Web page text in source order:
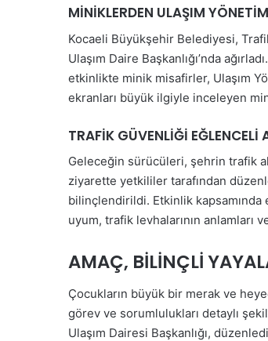
d
k
MİNİKLERDEN ULAŞIM
Kocaeli Büyükşehir Belediyesi,
Ulaşım Daire Başkanlığı’nda
etkinlikte minik misafirler, Ulaşım
ekranları büyük ilgiyle inceleyen
TRAFİK GÜVENLİĞİ
Geleceğin sürücüleri, şehrin trafik
ziyarette yetkililer tarafından
bilinçlendirildi. Etkinlik kapsamında
uyum, trafik levhalarının anlamları
AMAÇ, BİLİNÇLİ
Çocukların büyük bir merak ve
görev ve sorumlulukları detaylı
Ulaşım Dairesi Başkanlığı,